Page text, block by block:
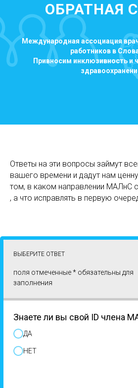
ОБРАТНАЯ
Международная ассоциация
работников в
Привносим инклюзивность и
Ответы на эти вопросы займут
вашего времени и дадут нам
том, в каком направлении МАЛнС
, а что исправлять в первую
ВЫБЕРИТЕ ОТВЕТ
поля отмеченные * обязательны для
заполнения
Знаете ли вы свой ID члена
ДА
НЕТ